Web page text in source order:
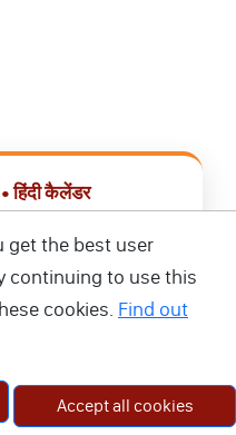
हिंदी कैलेंडर
करें
get the best user
continuing to use this
cookies. Find out
Accept all cookies